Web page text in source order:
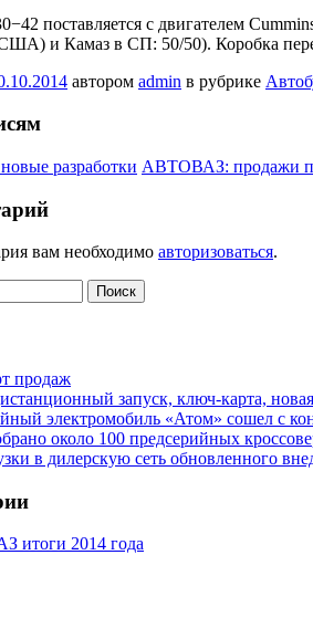
поставляется с двигателем
и Камаз в СП: 50/50). Коробка
автором admin в рубрике
разработки АВТОВАЗ: продажи
вам необходимо авторизоваться.
продаж
запуск, ключ-карта,
электромобиль «Атом» сошел с
около 100 предсерийных
в дилерскую сеть обновленного
итоги 2014 года